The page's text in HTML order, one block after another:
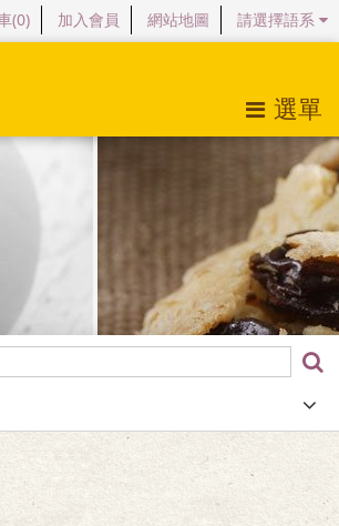
(0) 加入會員 網站地圖 請選擇語系
選單